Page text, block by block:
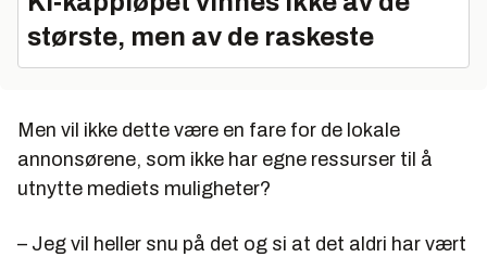
største, men av de raskeste
Men vil ikke dette være en fare for de lokale
annonsørene, som ikke har egne ressurser til å
utnytte mediets muligheter?
– Jeg vil heller snu på det og si at det aldri har vært